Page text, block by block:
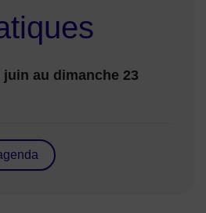
juin au dimanche 23